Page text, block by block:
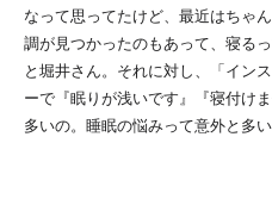
なって思ってたけど、最近はちゃ
調が見つかったのもあって、寝る
と堀井さん。それに対し、「イン
ーで『眠りが浅いです』『寝付け
多いの。睡眠の悩みって意外と多